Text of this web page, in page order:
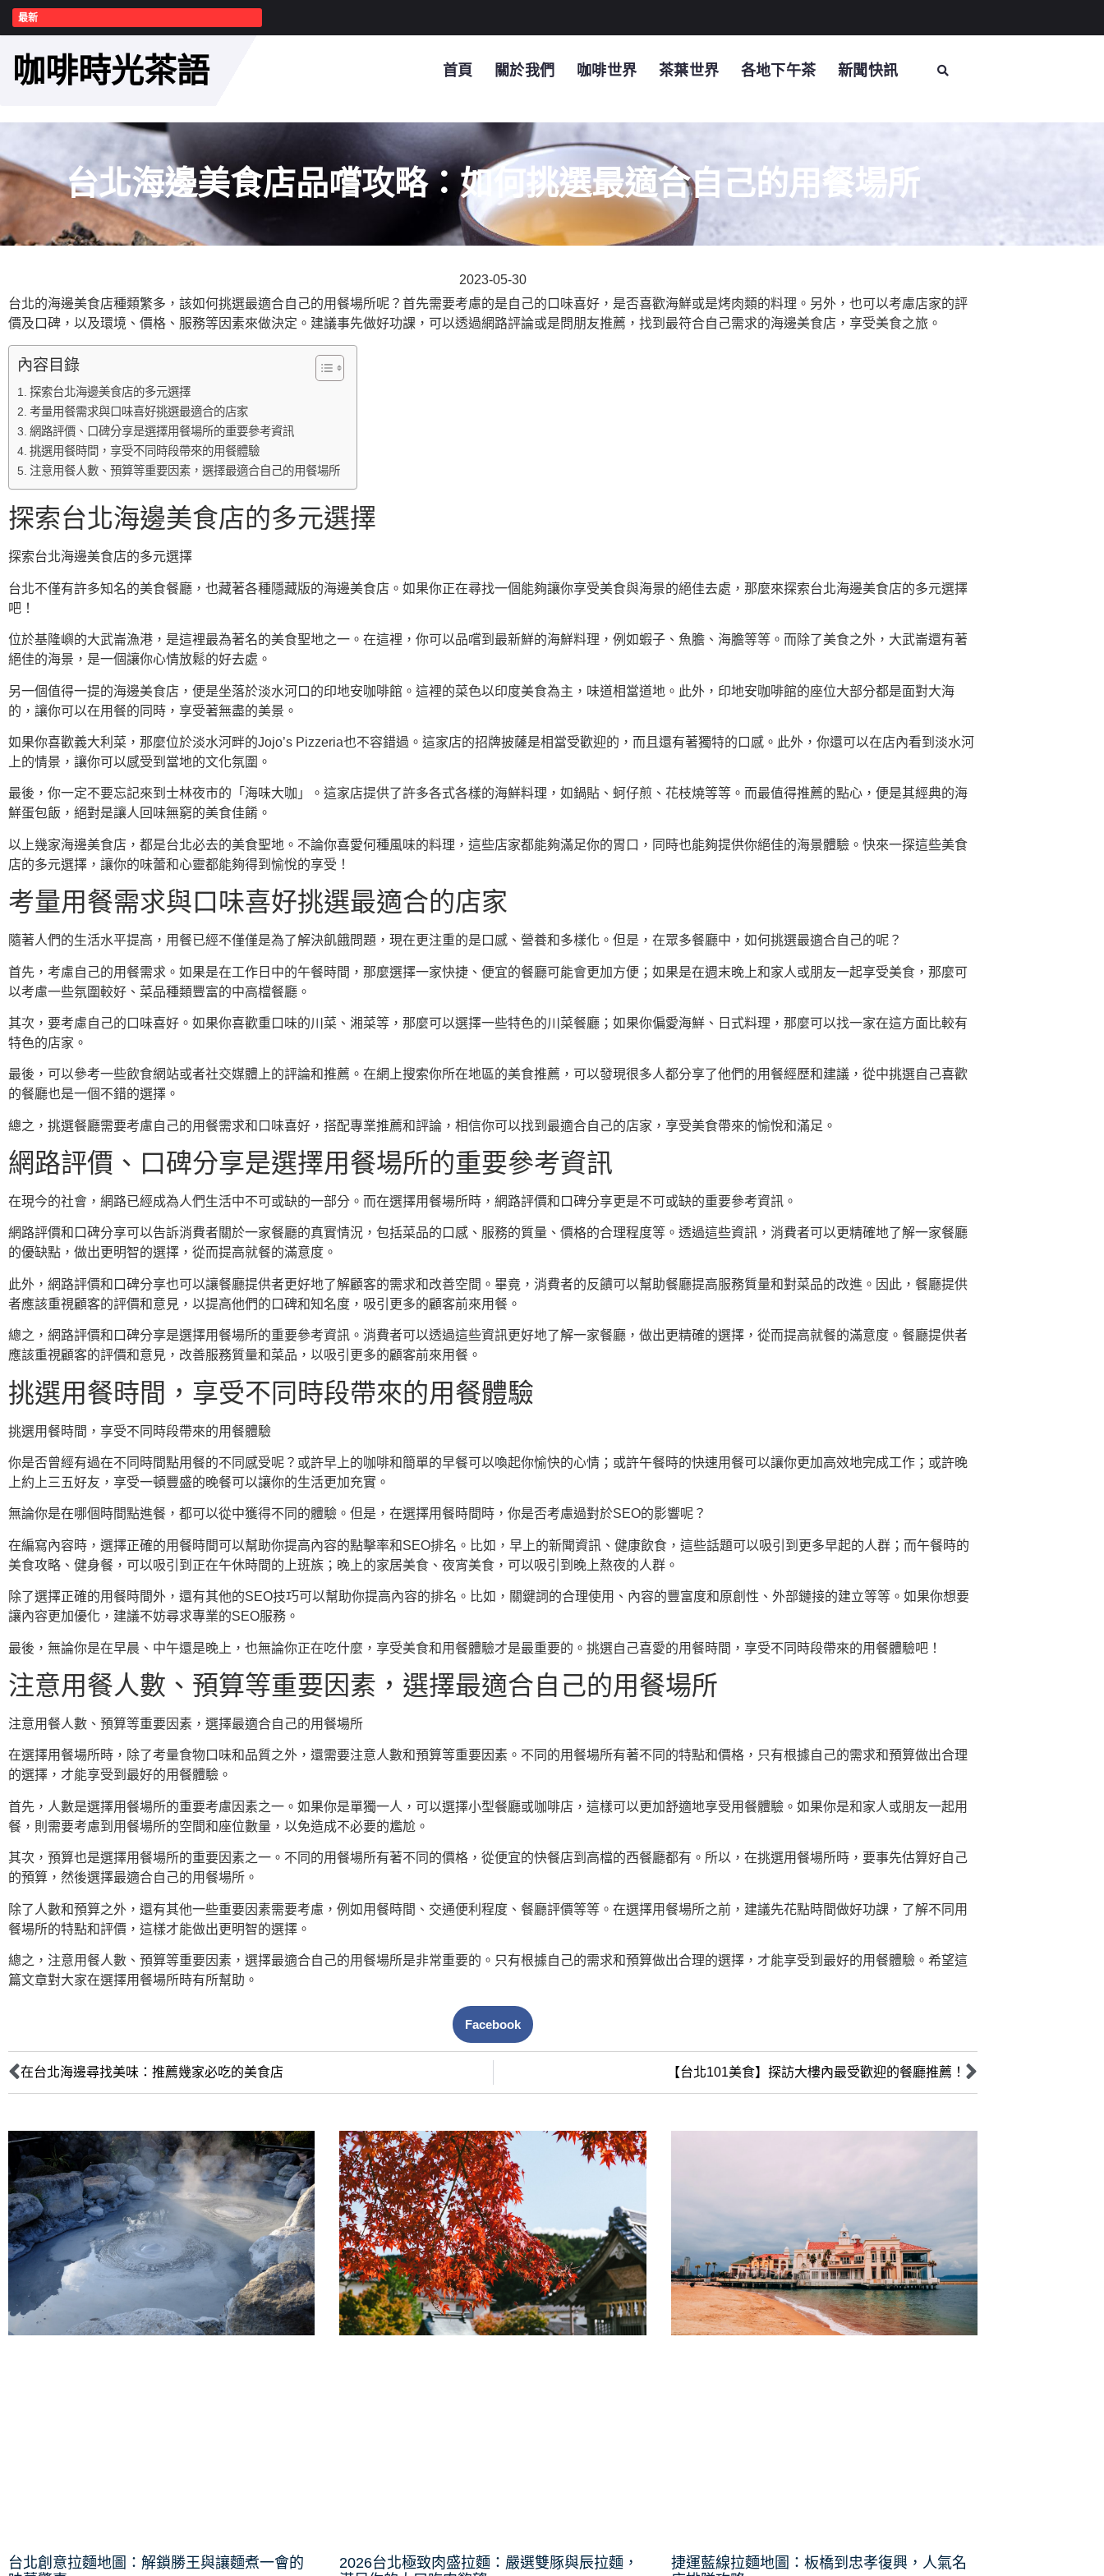
最新
咖啡時光茶語 首頁 關於我們 咖啡世界 茶葉世界 各地下午茶 新聞快訊
台北海邊美食店品嚐攻略：如何挑選最適合自己的用餐場所
2023-05-30
台北的海邊美食店種類繁多，該如何挑選最適合自己的用餐場所呢？首先需要考慮的是自己的口味喜好，是否喜歡海鮮或是烤肉類的料理。另外，也可以考慮店家的評
價及口碑，以及環境、價格、服務等因素來做決定。建議事先做好功課，可以透過網路評論或是問朋友推薦，找到最符合自己需求的海邊美食店，享受美食之旅。
內容目錄
探索台北海邊美食店的多元選擇
考量用餐需求與口味喜好挑選最適合的店家
網路評價、口碑分享是選擇用餐場所的重要參考資訊
挑選用餐時間，享受不同時段帶來的用餐體驗
注意用餐人數、預算等重要因素，選擇最適合自己的用餐場所
探索台北海邊美食店的多元選擇
探索台北海邊美食店的多元選擇
台北不僅有許多知名的美食餐廳，也藏著各種隱藏版的海邊美食店。如果你正在尋找一個能夠讓你享受美食與海景的絕佳去處，那麼來探索台北海邊美食店的多元選擇
吧！
位於基隆嶼的大武崙漁港，是這裡最為著名的美食聖地之一。在這裡，你可以品嚐到最新鮮的海鮮料理，例如蝦子、魚膽、海膽等等。而除了美食之外，大武崙還有著
絕佳的海景，是一個讓你心情放鬆的好去處。
另一個值得一提的海邊美食店，便是坐落於淡水河口的印地安咖啡館。這裡的菜色以印度美食為主，味道相當道地。此外，印地安咖啡館的座位大部分都是面對大海
的，讓你可以在用餐的同時，享受著無盡的美景。
如果你喜歡義大利菜，那麼位於淡水河畔的Jojo’s Pizzeria也不容錯過。這家店的招牌披薩是相當受歡迎的，而且還有著獨特的口感。此外，你還可以在店內看到淡水河
上的情景，讓你可以感受到當地的文化氛圍。
最後，你一定不要忘記來到士林夜市的「海味大咖」。這家店提供了許多各式各樣的海鮮料理，如鍋貼、蚵仔煎、花枝燒等等。而最值得推薦的點心，便是其經典的海
鮮蛋包飯，絕對是讓人回味無窮的美食佳餚。
以上幾家海邊美食店，都是台北必去的美食聖地。不論你喜愛何種風味的料理，這些店家都能夠滿足你的胃口，同時也能夠提供你絕佳的海景體驗。快來一探這些美食
店的多元選擇，讓你的味蕾和心靈都能夠得到愉悅的享受！
考量用餐需求與口味喜好挑選最適合的店家
隨著人們的生活水平提高，用餐已經不僅僅是為了解決飢餓問題，現在更注重的是口感、營養和多樣化。但是，在眾多餐廳中，如何挑選最適合自己的呢？
首先，考慮自己的用餐需求。如果是在工作日中的午餐時間，那麼選擇一家快捷、便宜的餐廳可能會更加方便；如果是在週末晚上和家人或朋友一起享受美食，那麼可
以考慮一些氛圍較好、菜品種類豐富的中高檔餐廳。
其次，要考慮自己的口味喜好。如果你喜歡重口味的川菜、湘菜等，那麼可以選擇一些特色的川菜餐廳；如果你偏愛海鮮、日式料理，那麼可以找一家在這方面比較有
特色的店家。
最後，可以參考一些飲食網站或者社交媒體上的評論和推薦。在網上搜索你所在地區的美食推薦，可以發現很多人都分享了他們的用餐經歷和建議，從中挑選自己喜歡
的餐廳也是一個不錯的選擇。
總之，挑選餐廳需要考慮自己的用餐需求和口味喜好，搭配專業推薦和評論，相信你可以找到最適合自己的店家，享受美食帶來的愉悅和滿足。
網路評價、口碑分享是選擇用餐場所的重要參考資訊
在現今的社會，網路已經成為人們生活中不可或缺的一部分。而在選擇用餐場所時，網路評價和口碑分享更是不可或缺的重要參考資訊。
網路評價和口碑分享可以告訴消費者關於一家餐廳的真實情況，包括菜品的口感、服務的質量、價格的合理程度等。透過這些資訊，消費者可以更精確地了解一家餐廳
的優缺點，做出更明智的選擇，從而提高就餐的滿意度。
此外，網路評價和口碑分享也可以讓餐廳提供者更好地了解顧客的需求和改善空間。畢竟，消費者的反饋可以幫助餐廳提高服務質量和對菜品的改進。因此，餐廳提供
者應該重視顧客的評價和意見，以提高他們的口碑和知名度，吸引更多的顧客前來用餐。
總之，網路評價和口碑分享是選擇用餐場所的重要參考資訊。消費者可以透過這些資訊更好地了解一家餐廳，做出更精確的選擇，從而提高就餐的滿意度。餐廳提供者
應該重視顧客的評價和意見，改善服務質量和菜品，以吸引更多的顧客前來用餐。
挑選用餐時間，享受不同時段帶來的用餐體驗
挑選用餐時間，享受不同時段帶來的用餐體驗
你是否曾經有過在不同時間點用餐的不同感受呢？或許早上的咖啡和簡單的早餐可以喚起你愉快的心情；或許午餐時的快速用餐可以讓你更加高效地完成工作；或許晚
上約上三五好友，享受一頓豐盛的晚餐可以讓你的生活更加充實。
無論你是在哪個時間點進餐，都可以從中獲得不同的體驗。但是，在選擇用餐時間時，你是否考慮過對於SEO的影響呢？
在編寫內容時，選擇正確的用餐時間可以幫助你提高內容的點擊率和SEO排名。比如，早上的新聞資訊、健康飲食，這些話題可以吸引到更多早起的人群；而午餐時的
美食攻略、健身餐，可以吸引到正在午休時間的上班族；晚上的家居美食、夜宵美食，可以吸引到晚上熬夜的人群。
除了選擇正確的用餐時間外，還有其他的SEO技巧可以幫助你提高內容的排名。比如，關鍵詞的合理使用、內容的豐富度和原創性、外部鏈接的建立等等。如果你想要
讓內容更加優化，建議不妨尋求專業的SEO服務。
最後，無論你是在早晨、中午還是晚上，也無論你正在吃什麼，享受美食和用餐體驗才是最重要的。挑選自己喜愛的用餐時間，享受不同時段帶來的用餐體驗吧！
注意用餐人數、預算等重要因素，選擇最適合自己的用餐場所
注意用餐人數、預算等重要因素，選擇最適合自己的用餐場所
在選擇用餐場所時，除了考量食物口味和品質之外，還需要注意人數和預算等重要因素。不同的用餐場所有著不同的特點和價格，只有根據自己的需求和預算做出合理
的選擇，才能享受到最好的用餐體驗。
首先，人數是選擇用餐場所的重要考慮因素之一。如果你是單獨一人，可以選擇小型餐廳或咖啡店，這樣可以更加舒適地享受用餐體驗。如果你是和家人或朋友一起用
餐，則需要考慮到用餐場所的空間和座位數量，以免造成不必要的尷尬。
其次，預算也是選擇用餐場所的重要因素之一。不同的用餐場所有著不同的價格，從便宜的快餐店到高檔的西餐廳都有。所以，在挑選用餐場所時，要事先估算好自己
的預算，然後選擇最適合自己的用餐場所。
除了人數和預算之外，還有其他一些重要因素需要考慮，例如用餐時間、交通便利程度、餐廳評價等等。在選擇用餐場所之前，建議先花點時間做好功課，了解不同用
餐場所的特點和評價，這樣才能做出更明智的選擇。
總之，注意用餐人數、預算等重要因素，選擇最適合自己的用餐場所是非常重要的。只有根據自己的需求和預算做出合理的選擇，才能享受到最好的用餐體驗。希望這
篇文章對大家在選擇用餐場所時有所幫助。
Facebook
在台北海邊尋找美味：推薦幾家必吃的美食店 【台北101美食】探訪大樓內最受歡迎的餐廳推薦！
台北創意拉麵地圖：解鎖勝王與讓麵煮一會的
2026台北極致肉盛拉麵：嚴選雙豚與辰拉麵，
捷運藍線拉麵地圖：板橋到忠孝復興，人氣名